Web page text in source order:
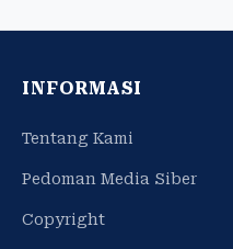
INFORMASI
Tentang Kami
Pedoman Media Siber
Copyright